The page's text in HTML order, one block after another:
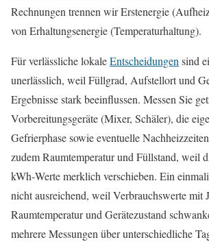
Rechnungen trennen wir Erstenergie
von Erhaltungsenergie (Temperaturhaltung).
Für verlässliche lokaleEntscheidungen sind
unerlässlich, weil Füllgrad, Aufstellort und
Ergebnisse stark beeinflussen. Messen Sie
Vorbereitungsgeräte (Mixer, Schäler), die
Gefrierphase sowie eventuelle
zudem Raumtemperatur und Füllstand, weil
kWh‑Werte merklich verschieben. Ein
nicht ausreichend, weil Verbrauchswerte mit
Raumtemperatur und Gerätezustand
mehrere Messungen über unterschiedliche